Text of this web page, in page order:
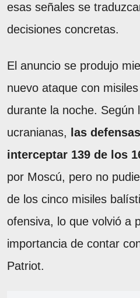
esas señales se
decisiones concretas.
El anuncio se produjo
nuevo ataque con
durante la noche. Según
ucranianas,
las
interceptar 139 de los
por Moscú, pero no
de los cinco misiles
ofensiva, lo que volvió a
importancia de contar
Patriot.